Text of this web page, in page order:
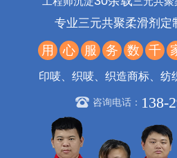
专业三元共聚柔滑剂定
用 心 服 务 数 千
印唛、织唛、织造商标、纺
咨询电话： 138-